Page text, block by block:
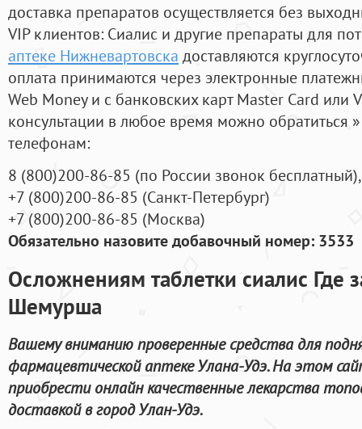
доставка препаратов осуществляется без
VIP клиентов: Сиалис и другие препараты для
аптеке Нижневартовска доставляются
оплата принимаются через электронные
Web Money и с банковских карт Master Card или
консультации в любое время можно обратиться
телефонам:
8 (800)200-86-85 (по России звонок бесплатный),
+7 (800)200-86-85 (Санкт-Петербург)
+7 (800)200-86-85 (Москва)
Обязательно назовите добавочный номер: 3533
Осложнениям таблетки сиалис Где
Шемурша
Вашему вниманию проверенные средства для
фармацевтической аптеке Улана-Удэ. На этом
приобрести онлайн качественные лекарства
доставкой в город Улан-Удэ.